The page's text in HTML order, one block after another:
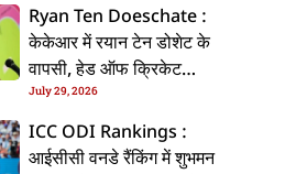
पs पोस्ट कs के कइलें एलान
Ryan Ten Doeschate :
केकेआर में रयान टेन डोशेट के
वापसी, हेड ऑफ क्रिकेट
स्ट्रेटजी के जिम्मेदारी संभरिहें
July 29, 2026
ICC ODI Rankings :
आईसीसी वनडे रैंकिंग में शुभमन